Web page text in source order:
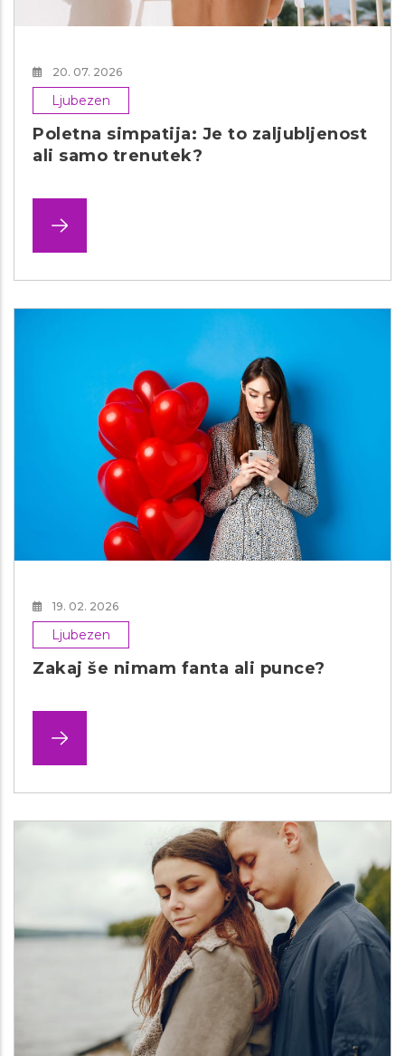
20. 07. 2026
Ljubezen
Poletna simpatija: Je to zaljubljenost
ali samo trenutek?
19. 02. 2026
Ljubezen
Zakaj še nimam fanta ali punce?